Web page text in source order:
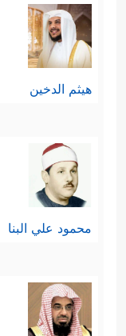
هيثم الدخين
محمود علي البنا